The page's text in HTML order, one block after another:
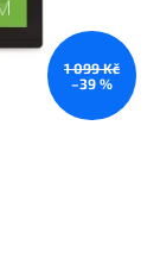
1 099 Kč
–39 %